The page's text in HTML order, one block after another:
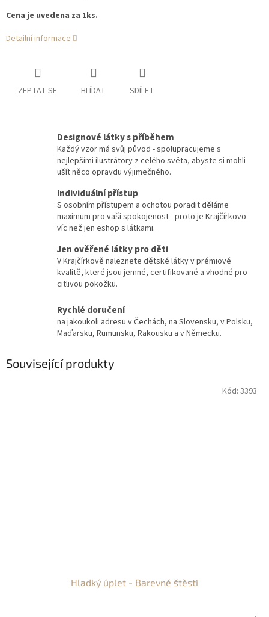
Cena je uvedena za 1ks.
Detailní informace
ZEPTAT SE HLÍDAT SDÍLET
Designové látky s příběhem
Každý vzor má svůj původ - spolupracujeme s
nejlepšími ilustrátory z celého světa, abyste si mohli
ušít něco opravdu výjimečného.
Individuální přístup
S osobním přístupem a ochotou poradit děláme
maximum pro vaši spokojenost - proto je Krajčírkovo
víc než jen eshop s látkami.
Jen ověřené látky pro děti
V Krajčírkově naleznete dětské látky v prémiové
kvalitě, které jsou jemné, certifikované a vhodné pro
citlivou pokožku.
Rychlé doručení
na jakoukoli adresu v Čechách, na Slovensku, v Polsku,
Maďarsku, Rumunsku, Rakousku a v Německu.
Související produkty
Hladký úplet - Barevné štěstí
Kód: 3393